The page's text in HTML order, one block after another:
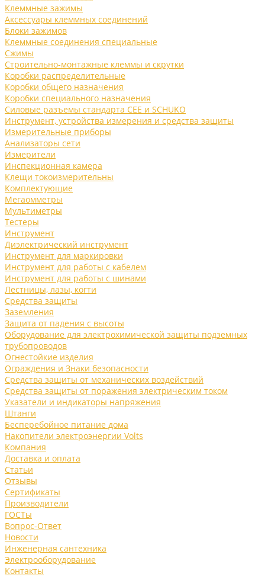
Клеммные зажимы
Аксессуары клеммных соединений
Блоки зажимов
Клеммные соединения специальные
Сжимы
Строительно-монтажные клеммы и скрутки
Коробки распределительные
Коробки общего назначения
Коробки специального назначения
Силовые разъемы стандарта CEE и SCHUKO
Инструмент, устройства измерения и средства защиты
Измерительные приборы
Анализаторы сети
Измерители
Инспекционная камера
Клещи токоизмерительны
Комплектующие
Мегаомметры
Мультиметры
Тестеры
Инструмент
Диэлектрический инструмент
Инструмент для маркировки
Инструмент для работы с кабелем
Инструмент для работы с шинами
Лестницы, лазы, когти
Средства защиты
Заземления
Защита от падения с высоты
Оборудование для электрохимической защиты подземных
трубопроводов
Огнестойкие изделия
Ограждения и Знаки безопасности
Средства защиты от механических воздействий
Средства защиты от поражения электрическим током
Указатели и индикаторы напряжения
Штанги
Бесперебойное питание дома
Накопители электроэнергии Volts
Компания
Доставка и оплата
Статьи
Отзывы
Сертификаты
Производители
ГОСТы
Вопрос-Ответ
Новости
Инженерная сантехника
Электрооборудование
Контакты